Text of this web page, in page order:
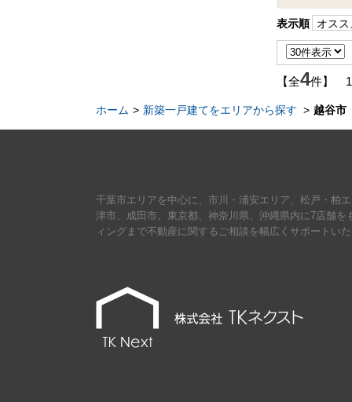
表示順 オス
【全4件】 1
ホーム 新築一戸建てをエリアから探す 越谷市
千葉市エリアを中心に、市川・浦安エリア、松戸・柏
津市、成田市、東京都、神奈川県、沖縄県内に7店舗
ィングまで不動産に関するご相談を幅広くサポートい